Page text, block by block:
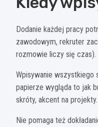
Dodanie każdej pracy
zawodowym, rekruter
rozmowie liczy się czas).
Wpisywanie wszystkiego
papierze wygląda to jak
skróty, akcent na projekty.
Nie pomaga też